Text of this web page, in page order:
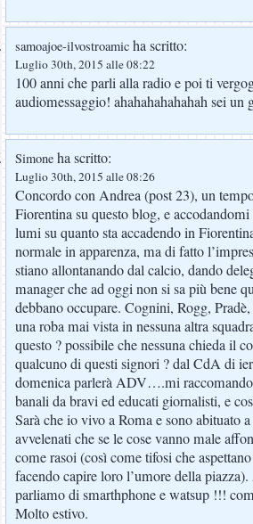
samoajoe-ilvostroamic ha scritto:
Luglio 30th, 2015 alle 08:22
100 anni che parli alla radio e poi ti
audiomessaggio! ahahahahahahah sei un
Simone ha scritto:
Luglio 30th, 2015 alle 08:26
Concordo con Andrea (post 23), un
Fiorentina su questo blog, e
lumi su quanto sta accadendo in
normale in apparenza, ma di fatto
stiano allontanando dal calcio, dando
manager che ad oggi non si sa più bene
debbano occupare. Cognini, Rogg,
una roba mai vista in nessuna altra
questo ? possibile che nessuna chieda il
qualcuno di questi signori ? dal CdA di
domenica parlerà ADV….mi
banali da bravi ed educati giornalisti, e
Sarà che io vivo a Roma e sono abituato
avvelenati che se le cose vanno male
come rasoi (così come tifosi che
facendo capire loro l’umore della
parliamo di smarthphone e watsup !!!
Molto estivo.